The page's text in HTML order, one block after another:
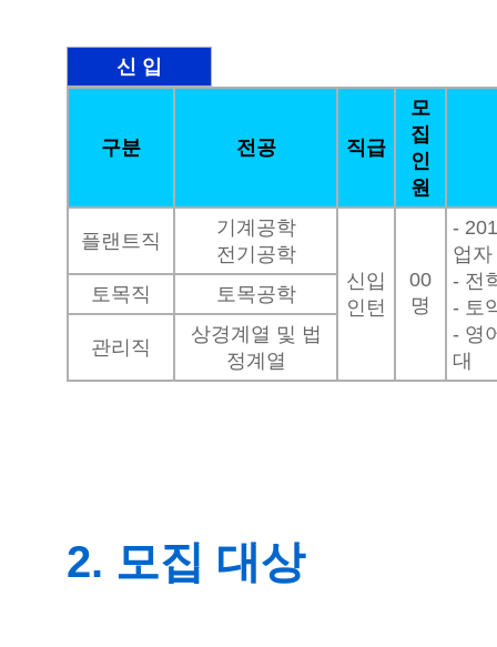
신 입
구분 전공 직급
모
집
인
원
플랜트직
기계공학
전기공학
신입
인턴
00
명
-
업자
- 전
- 토
- 영
대
토목직 토목공학
관리직
상경계열 및 법
정계열
2. 모집 대상